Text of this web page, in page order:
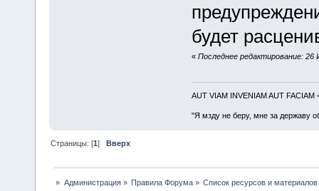
будет
« Последнее редактирование:
AUT VIAM INVENIAM AUT FACIAM
"Я мзду не беру, мне за державу
Страницы: [1]Вверх
» Администрация» Правила Форума» Список ресурсов и